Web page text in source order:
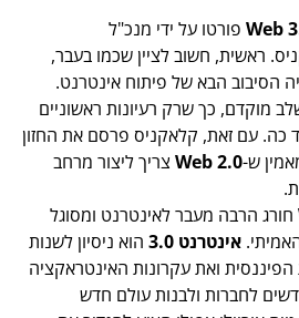
פורטו על ידי מנכ"ל
ראשית, חשוב לציין שכמו בעבר,
הבא של פיתוח אינטרנט.
כך שרק רעיונות ראשוניים
כה. עם זאת, קלאקניס פרסם את החזון
ש- Web 2.0צריך ליצור מרחב
הרבה מעבר לאינטרנט ומסוגל
אינטרנט 3.0
הוא ניסיון לשנות
ואת עקרונות האינטראקציה
לחברות ולבנות עולם חדש